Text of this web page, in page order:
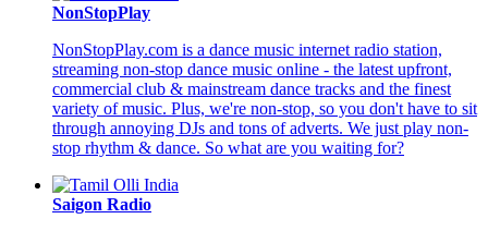
NonStopPlay
NonStopPlay.com is a dance music internet radio station,
streaming non-stop dance music online - the latest upfront,
commercial club & mainstream dance tracks and the finest
variety of music. Plus, we're non-stop, so you don't have to sit
through annoying DJs and tons of adverts. We just play non-
stop rhythm & dance. So what are you waiting for?
Saigon Radio